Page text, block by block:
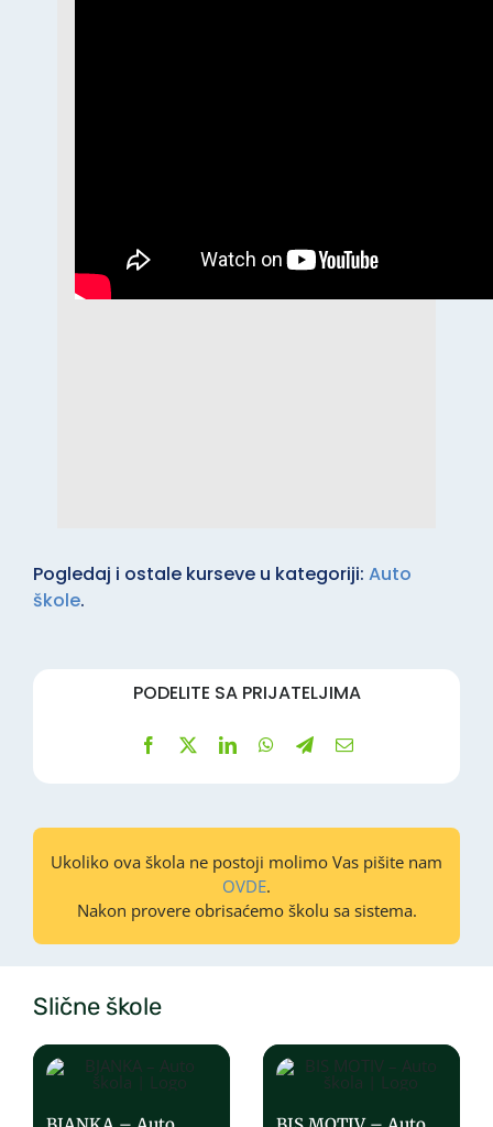
Pogledaj i ostale kurseve u kategoriji: Auto
škole.
PODELITE SA PRIJATELJIMA
Ukoliko ova škola ne postoji molimo Vas pišite nam
OVDE.
Nakon provere obrisaćemo školu sa sistema.
Slične škole